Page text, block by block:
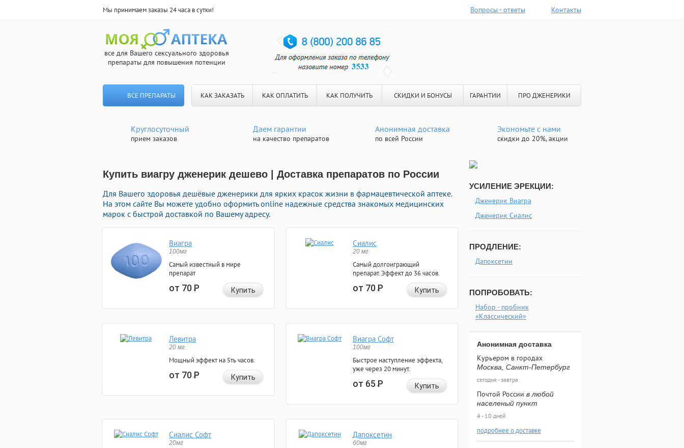
Мы принимаем заказы 24 часа в сутки! Вопросы - ответы Контакты
все для Вашего сексуального здоровья
препараты для повышения потенции
ВСЕ ПРЕПАРАТЫ КАК ЗАКАЗАТЬ КАК ОПЛАТИТЬ КАК ПОЛУЧИТЬ СКИДКИ И БОНУСЫ ГАРАНТИИ ПРО ДЖЕНЕРИКИ
Круглосуточный
прием заказов
Даем гарантии
на качество препаратов
Анонимная доставка
по всей России
Экономьте с нами
скидки до 20%, акции
Купить виагру дженерик дешево | Доставка препаратов по России
Для Вашего здоровья дешёвые дженерики для ярких красок жизни в фармацевтической аптеке.
На этом сайте Вы можете удобно оформить online надежные средства знакомых медицинских
марок с быстрой доставкой по Вашему адресу.
Виагра
100мг
Самый известный в мире
препарат
от 70Р Купить
Сиалис
20 мг
Самый долгоиграющий
препарат. Эффект до 36 часов.
от 70Р Купить
Левитра
20 мг
Мощный эффект на 5ть часов.
от 70Р Купить
Виагра Софт
100мг
Быстрое наступление эффекта,
уже через 20 минут.
от 65Р Купить
Сиалис Софт
20мг
Дапоксетин
60мг
УСИЛЕНИЕ ЭРЕКЦИИ:
Дженерик Виагра
Дженерик Сиалис
ПРОДЛЕНИЕ:
Дапоксетин
ПОПРОБОВАТЬ:
Набор - пробник
«Классический»
Анонимная доставка
Курьером в городах
Москва, Санкт-Петербург
сегодня - завтра
Почтой России в любой
населеный пункт
4 - 10 дней
подробнее о доставке